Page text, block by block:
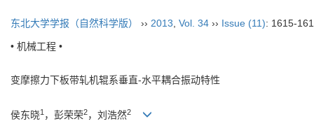
东北大学学报（自然科学版） ›› 2013 Vol. 34 ›› Issue (11): 1615-
• 机械工程 •
变摩擦力下板带轧机辊系垂直-水平耦合振动特性
侯东晓1 ，彭荣荣2，刘浩然2